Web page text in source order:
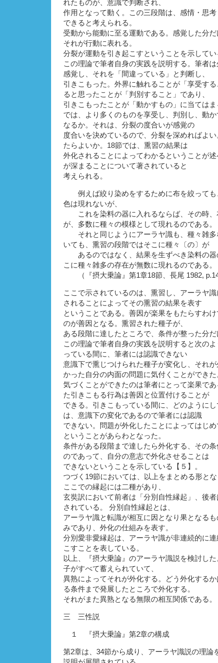
れたものが、意識で判断され、
作用となって動く。この三段階は、感情・思
できると考えられる。
受動から能動に至る運動である。感覚した分
それが行動に表れる。
分裂が運動を引き起こすということを示してい
この理論で筆者自身の実践を説明する。筆者
感覚し、それを「間違っている」と判断し、
引きこもった。外界に触れることが「享受す
ると思ったことが「判別すること」であり、
引きこもったことが「動かすもの」に当ては
では、より多くのものを享受し、判別し、動
なるか。それは、分裂の度合いが感覚の
度合いを決めているので、分裂を深めればよ
たらよいか。18節では、熏習の結果は
外化されることによってわかるということが
が深まることについて著されていると
考えられる。
例えば絞り染めをするために布を絞って
色は現れないが、
これを染料の器に入れるならば、その時、
が、多数に種々の模様として現れるのである。
それと同じようにアーラヤ識も、種々雑多
いても、熏習の段階ではそこに種々〔の〕が
あるのではなく、結果を生ずべき染料の器
こに種々雑多の存在が無数に現れるのである。
（『摂大乗論』第1章18節、長尾 1982,
ここで示されているのは、熏習し、アーラヤ
されることによってその熏習の結果を表す
ということである。善因が楽果をもたらすわ
のが善因となる。熏習された種子が、
ある段階に達したところで、条件が整った分
この理論で筆者自身の実践を説明すると次の
っている間に、筆者には認識できない
意識下で熏じつけられた種子が変化し、それ
かった自分の内面の問題に気付くことができた
気づくことができたのは筆者にとって楽果で
た引きこもる行為は善因と位置付けることが
できる。引きこもっている間に、どのように
は、意識下の変化であるので筆者には認識
できない。問題が外化したことによってはじ
ということがあらわとなった。
条件がある段階まで達したら外化する、その
のであって、自分の意志で外化させることは
できないということを示している【５】。
つづく19節においては、以上をまとめる形と
ここでの縁起には二種があり、
玄奘訳において前者は「分別自性縁起」、後
されている。 分別自性縁起とは、
アーラヤ識と転識が相互に因となり果となる
みであり、外化の仕組みを表す。
分別愛非愛縁起は、アーラヤ識が非連続的に
こすことを表している。
以上、『摂大乗論』のアーラヤ識説を検討し
子がすべて蓄えられていて、
異熟によってそれが外化する。どう外化する
る条件まで発展したところで外化する。
それがまた異熟となる無限の相互関係である。
三 三性説
１ 『摂大乗論』第2章の構成
第2章は、34節から成り、アーラヤ識説の理論